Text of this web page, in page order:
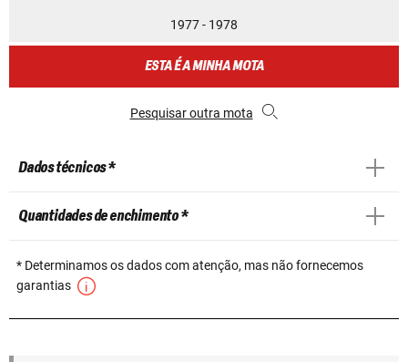
1977 - 1978
ESTA É A MINHA MOTA
Pesquisar outra mota
Dados técnicos *
Quantidades de enchimento *
* Determinamos os dados com atenção, mas não fornecemos
garantias